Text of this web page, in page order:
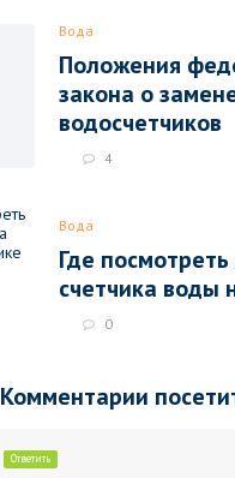
Вода
Положения
закона о
водосчетчиков
4
Вода
Где
счетчика воды
0
Комментарии
Ответить